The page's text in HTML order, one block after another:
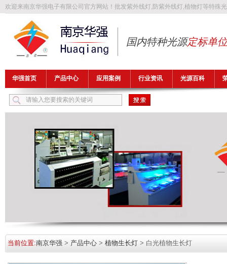
欢迎来南京华强电子有限公司官方网站！批发紫外线灯, 防紫外线灯,植物灯等特殊
国内特种光源定标单位
华强首页 产品中心 应用案例 行业资讯 光源百科
FLB1149T5UV32A-H1，H-FLB1700T5UV32A-H2
当前位置:南京华强 > 产品中心 > 植物生长灯 > 白光植物生长灯